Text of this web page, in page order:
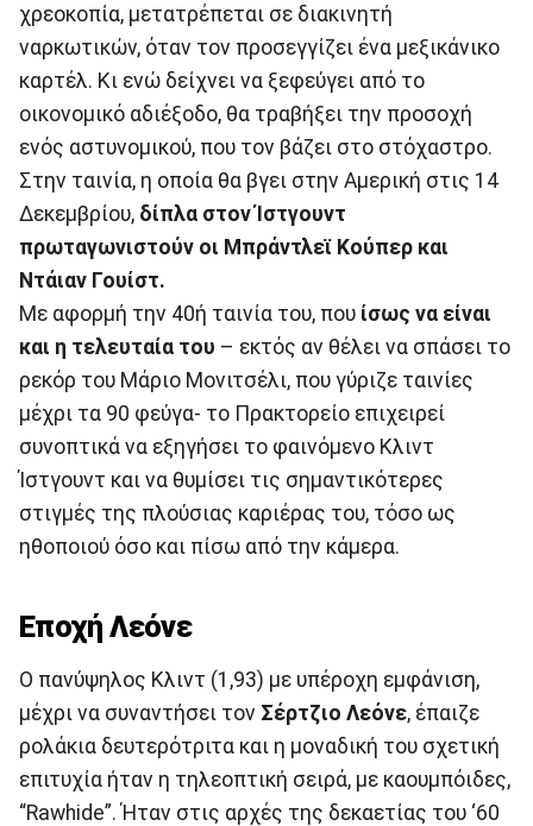
χρεοκοπία, μετατρέπεται σε διακινητή
ναρκωτικών, όταν τον προσεγγίζει ένα μεξικάνικο
καρτέλ. Κι ενώ δείχνει να ξεφεύγει από το
οικονομικό αδιέξοδο, θα τραβήξει την προσοχή
ενός αστυνομικού, που τον βάζει στο στόχαστρο.
Στην ταινία, η οποία θα βγει στην Αμερική στις 14
Δεκεμβρίου, δίπλα στον Ίστγουντ
πρωταγωνιστούν οι Μπράντλεϊ Κούπερ και
Ντάιαν Γουίστ.
Με αφορμή την 40ή ταινία του, που ίσως να είναι
και η τελευταία του – εκτός αν θέλει να σπάσει το
ρεκόρ του Μάριο Μονιτσέλι, που γύριζε ταινίες
μέχρι τα 90 φεύγα- το Πρακτορείο επιχειρεί
συνοπτικά να εξηγήσει το φαινόμενο Κλιντ
Ίστγουντ και να θυμίσει τις σημαντικότερες
στιγμές της πλούσιας καριέρας του, τόσο ως
ηθοποιού όσο και πίσω από την κάμερα.
Εποχή Λεόνε
Ο πανύψηλος Κλιντ (1,93) με υπέροχη εμφάνιση,
μέχρι να συναντήσει τον Σέρτζιο Λεόνε, έπαιζε
ρολάκια δευτερότριτα και η μοναδική του σχετική
επιτυχία ήταν η τηλεοπτική σειρά, με καουμπόιδες,
“Rawhide”. Ήταν στις αρχές της δεκαετίας του ‘60